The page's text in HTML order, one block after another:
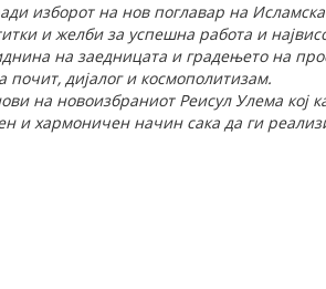
изборот на нов поглавар на
и желби за успешна работа и
на заедницата и градењето на
почит, дијалог и космополитизам.
на новоизбраниот Реисул Улема кој
и хармоничен начин сака да ги